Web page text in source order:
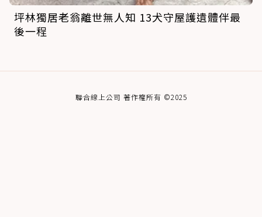
坪林獨居老翁離世無人知 13犬守屋護遺體伴最
後一程
聯合線上公司 著作權所有 ©2025